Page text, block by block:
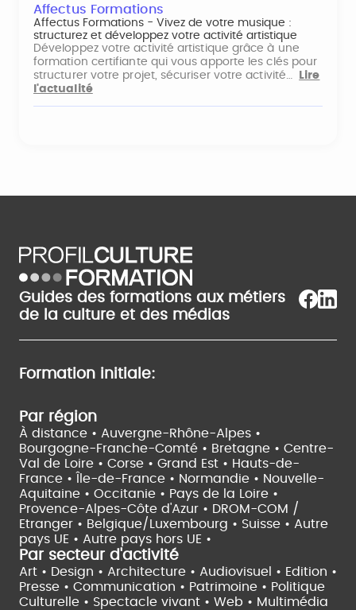
Affectus Formations
Affectus Formations - Vivez de votre musique :
structurez et développez votre activité artistique
Développez votre activité artistique grâce à une
formation certifiante qui vous apporte les clés pour
structurer votre projet, sécuriser votre activité…
Lire
l'actualité
Guides des formations aux métiers
de la culture et des médias
Formation initiale:
Par région
À distance • Auvergne-Rhône-Alpes •
Bourgogne-Franche-Comté • Bretagne • Centre-
Val de Loire • Corse • Grand Est • Hauts-de-
France •
Île-de-France • Normandie • Nouvelle-
Aquitaine • Occitanie • Pays de la Loire •
Provence-Alpes-Côte d'Azur • DROM-COM /
Etranger • Belgique/Luxembourg • Suisse • Autre
pays UE • Autre pays hors UE •
Par secteur d'activité
Art • Design • Architecture • Audiovisuel • Edition •
Presse • Communication • Patrimoine • Politique
Culturelle • Spectacle vivant • Web • Multimédia